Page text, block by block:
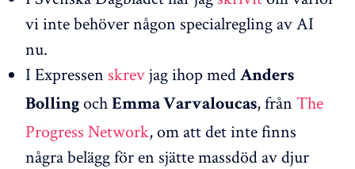
vi inte behöver någon specialregling av AI
nu.
I Expressen skrevjag ihop med Anders
Bolling och Emma Varvaloucas, från The
Progress Network, om att det inte finns
några belägg för en sjätte massdöd av djur